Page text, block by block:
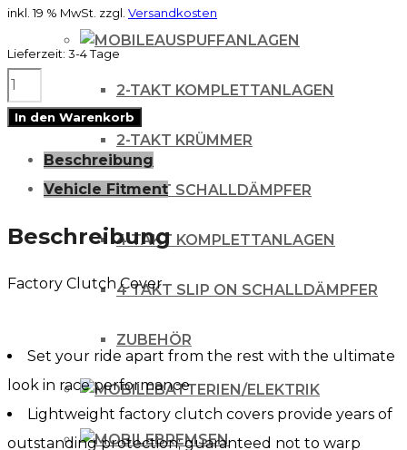
AUSPUFFANLAGEN
2-TAKT KOMPLETTANLAGEN
2-TAKT KRÜMMER
2-TAKT SCHALLDÄMPFER
4 TAKT KOMPLETTANLAGEN
4 TAKT SLIP ON SCHALLDÄMPFER
ZUBEHÖR
BATTERIEN/ELEKTRIK
BREMSEN
inkl. 19 % MwSt. zzgl. Versandkosten
Lieferzeit: 3-4 Tage
Boyesen
Factory
Kupplungsdeckel
Honda
250
01
In den Warenkorb
Beschreibung
Vehicle Fitment
Beschreibung
Factory Clutch Cover
Set your ride apart from the rest with the ultimate
look in race performance
Lightweight factory clutch covers provide years of
outstanding protection; guaranteed not to warp